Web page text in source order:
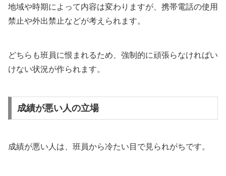
地域や時期によって内容は変わりますが、携帯電話の使用
禁止や外出禁止などが考えられます。
どちらも班員に恨まれるため、強制的に頑張らなければい
けない状況が作られます。
成績が悪い人の立場
成績が悪い人は、班員から冷たい目で見られがちです。